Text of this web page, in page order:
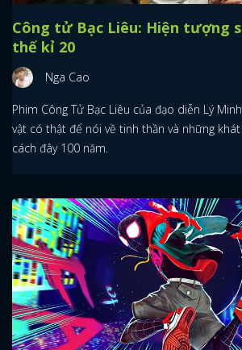
Công tử Bạc Liêu: Hiện tượng
thế kỉ 20
Nga Cao
Phim Công Tử Bạc Liêu của đạo diễn Lý
vật có thật để nói về tinh thần và những
cách đây 100 năm.